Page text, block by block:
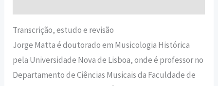
Transcrição, estudo e revisão
Jorge Matta é doutorado em Musicologia Histórica
pela Universidade Nova de Lisboa, onde é professor no
Departamento de Ciências Musicais da Faculdade de